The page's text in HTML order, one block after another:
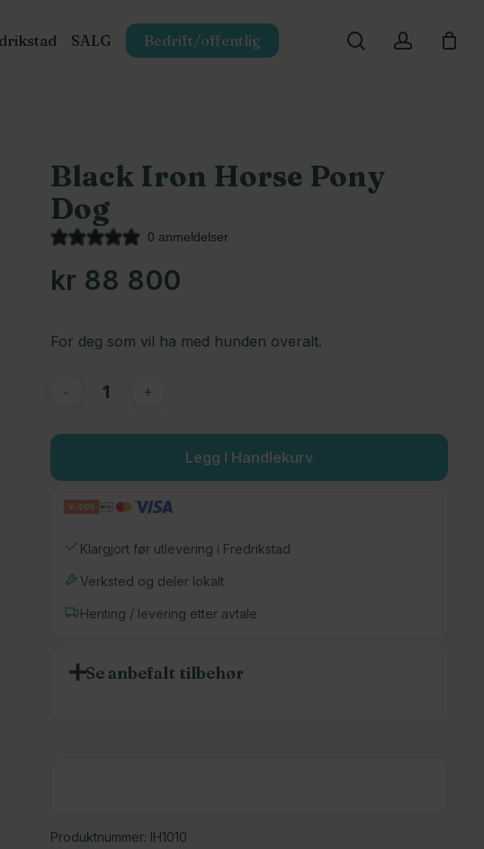
SALG Bedrift/offentlig searchaccount
Close
Cart
Black Iron Horse Pony
Dog
0 anmeldelser
kr88 800
For deg som vil ha med hunden overalt.
Legg I Handlekurv
Klargjort før utlevering i Fredrikstad
Verksted og deler lokalt
Henting / levering etter avtale
Se anbefalt tilbehør
Produktnummer: IH1010